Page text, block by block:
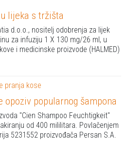
lijeka s tržišta
d.o.o., nositelj odobrenja za lijek
za infuziju 1 X 130 mg/26 ml, u
i medicinske proizvode (HALMED)
opoziv popularnog šampona
"Cien Shampoo Feuchtigkeit"
od 400 mililitara. Povlačenjem
5231552 proizvođača Persan S.A.